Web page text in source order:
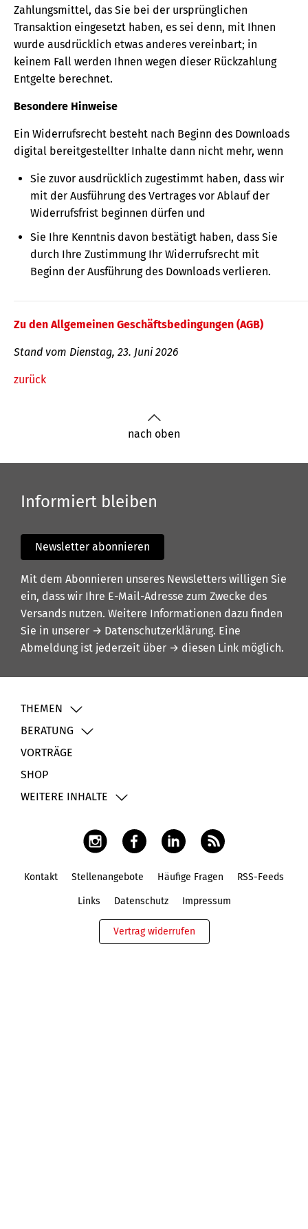
Zahlungsmittel, das Sie bei der ursprünglichen
Transaktion eingesetzt haben, es sei denn, mit Ihnen
wurde ausdrücklich etwas anderes vereinbart; in
keinem Fall werden Ihnen wegen dieser Rückzahlung
Entgelte berechnet.
Besondere Hinweise
Ein Widerrufsrecht besteht nach Beginn des Downloads
digital bereitgestellter Inhalte dann nicht mehr, wenn
Sie zuvor ausdrücklich zugestimmt haben, dass wir
mit der Ausführung des Vertrages vor Ablauf der
Widerrufsfrist beginnen dürfen und
Sie Ihre Kenntnis davon bestätigt haben, dass Sie
durch Ihre Zustimmung Ihr Widerrufsrecht mit
Beginn der Ausführung des Downloads verlieren.
Zu den Allgemeinen Geschäftsbedingungen (AGB)
Stand vom Dienstag, 23. Juni 2026
zurück
nach oben
Informiert bleiben
Newsletter abonnieren
Mit dem Abonnieren unseres Newsletters willigen Sie
ein, dass wir Ihre E-Mail-Adresse zum Zwecke des
Versands nutzen. Weitere Informationen dazu finden
Sie in unserer → Datenschutzerklärung. Eine
Abmeldung ist jederzeit über → diesen Link möglich.
THEMEN
BERATUNG
VORTRÄGE
SHOP
WEITERE INHALTE
Kontakt Stellenangebote Häufige Fragen RSS-Feeds
Links Datenschutz Impressum
Vertrag widerrufen